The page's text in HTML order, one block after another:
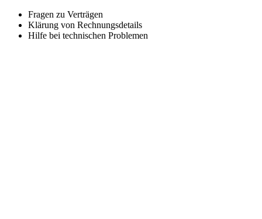
Fragen zu Verträgen
Klärung von Rechnungsdetails
Hilfe bei technischen Problemen